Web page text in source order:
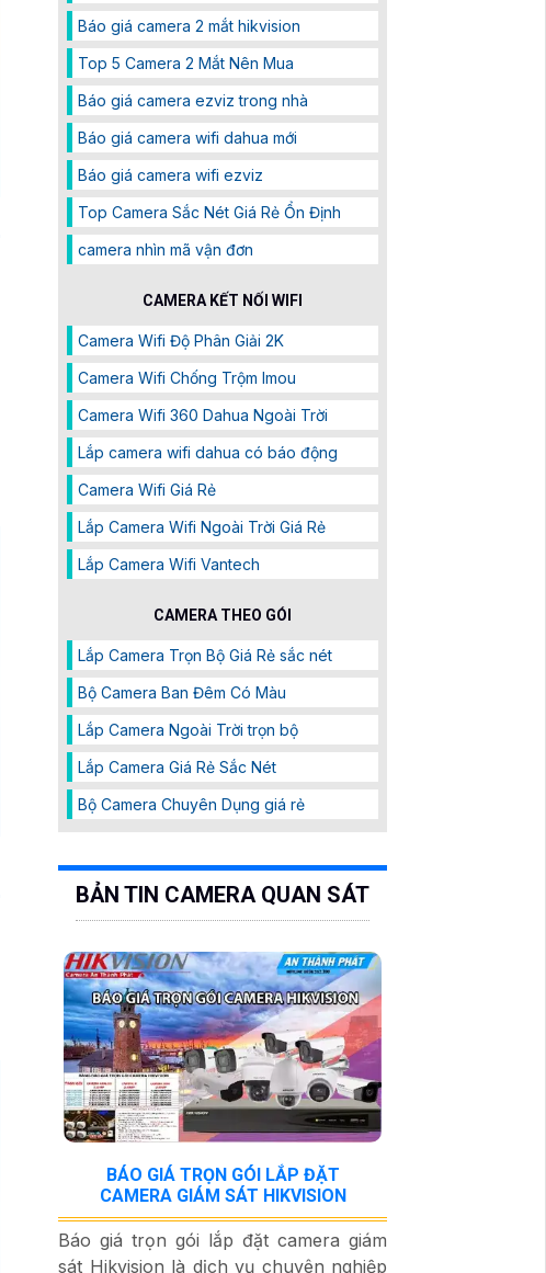
Báo giá camera 2 mắt hikvision
Top 5 Camera 2 Mắt Nên Mua
Báo giá camera ezviz trong nhà
Báo giá camera wifi dahua mới
Báo giá camera wifi ezviz
Top Camera Sắc Nét Giá Rẻ Ổn Định
camera nhìn mã vận đơn
CAMERA KẾT NỐI WIFI
Camera Wifi Độ Phân Giải 2K
Camera Wifi Chống Trộm Imou
Camera Wifi 360 Dahua Ngoài Trời
Lắp camera wifi dahua có báo động
Camera Wifi Giá Rẻ
Lắp Camera Wifi Ngoài Trời Giá Rẻ
Lắp Camera Wifi Vantech
CAMERA THEO GÓI
Lắp Camera Trọn Bộ Giá Rẻ sắc nét
Bộ Camera Ban Đêm Có Màu
Lắp Camera Ngoài Trời trọn bộ
Lắp Camera Giá Rẻ Sắc Nét
Bộ Camera Chuyên Dụng giá rẻ
BẢN TIN CAMERA QUAN SÁT
BÁO GIÁ TRỌN GÓI LẮP ĐẶT
CAMERA GIÁM SÁT HIKVISION
Báo giá trọn gói lắp đặt camera giám
sát Hikvision là dịch vụ chuyên nghiệp